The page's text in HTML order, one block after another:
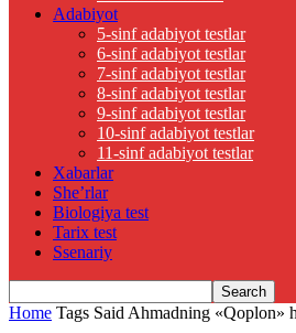
Adabiyot
5-sinf adabiyot testlar
6-sinf adabiyot testlar
7-sinf adabiyot testlar
8-sinf adabiyot testlar
9-sinf adabiyot testlar
10-sinf adabiyot testlar
11-sinf adabiyot testlar
Xabarlar
She’rlar
Biologiya test
Tarix test
Ssenariy
Home Tags Said Ahmadning «Qoplon»